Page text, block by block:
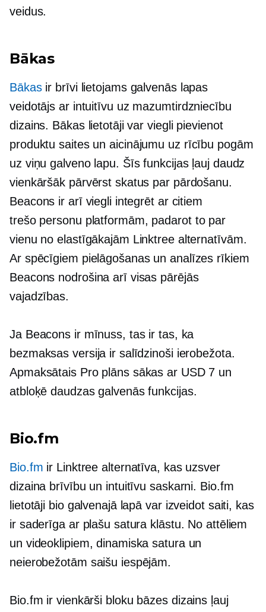
veidus.
Bākas
Bākasir brīvi lietojamsgalvenās lapas
veidotājs ar intuitīvu uz mazumtirdzniecību
dizains. Bākas lietotāji var viegli pievienot
produktu saites unaicinājumu uz rīcību pogām
uz viņu galveno lapu. Šīs funkcijas ļauj daudz
vienkāršāk pārvērst skatus par pārdošanu.
Beacons ir arī viegli integrēt ar citiem
trešo personu platformām, padarot to par
vienu no elastīgākajām Linktree alternatīvām.
Ar spēcīgiem pielāgošanas un analīzes rīkiem
Beacons nodrošina arī visas pārējās
vajadzības.
Ja Beacons ir mīnuss, tas ir tas, ka
bezmaksas versija ir salīdzinoši ierobežota.
Apmaksātais Pro plāns sākas ar USD 7 un
atbloķē daudzas galvenās funkcijas.
Bio.fm
Bio.fm ir Linktree alternatīva, kas uzsver
dizaina brīvību un intuitīvu saskarni. Bio.fm
lietotāji bio galvenajā lapā var izveidot saiti, kas
ir saderīga ar plašu satura klāstu. No attēliem
un videoklipiem, dinamiska satura un
neierobežotām saišu iespējām.
Bio.fm ir vienkārši bloku bāzesdizains ļauj